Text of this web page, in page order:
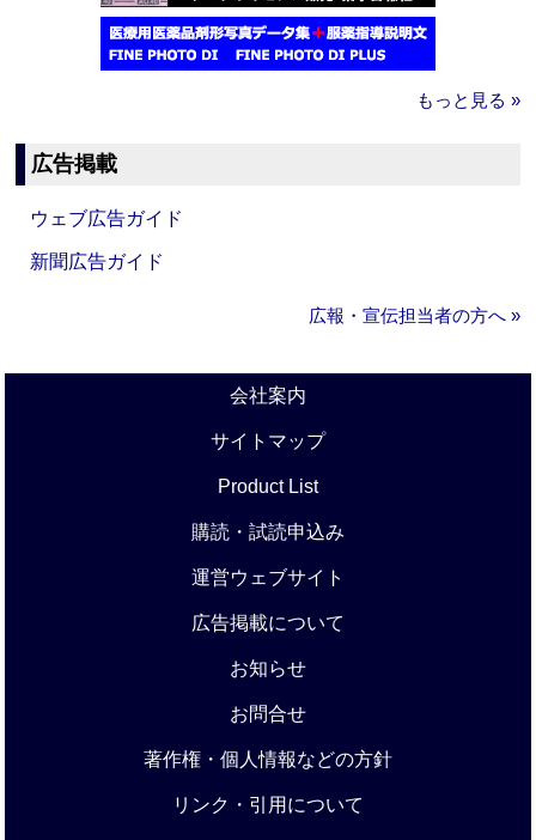
もっと見る »
広告掲載
ウェブ広告ガイド
新聞広告ガイド
広報・宣伝担当者の方へ »
会社案内
サイトマップ
Product List
購読・試読申込み
運営ウェブサイト
広告掲載について
お知らせ
お問合せ
著作権・個人情報などの方針
リンク・引用について